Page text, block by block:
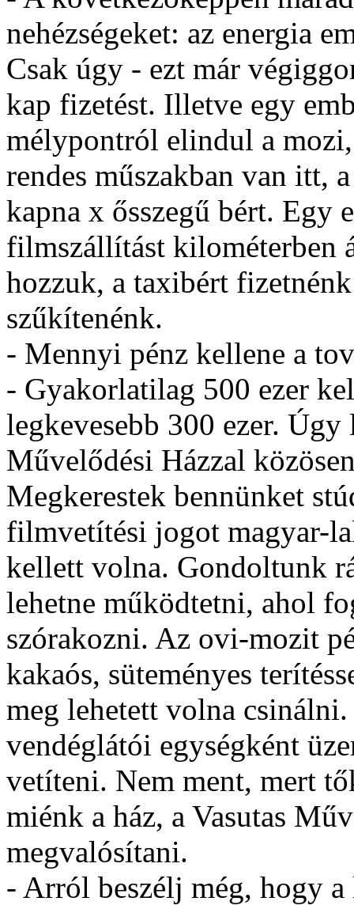
nehézségeket: az energia
Csak úgy - ezt már
kap fizetést. Illetve egy
mélypontról elindul a
rendes műszakban van itt,
kapna x ősszegű bért. Egy
filmszállítást kilométerben
hozzuk, a taxibért
szűkítenénk.
- Mennyi pénz kellene a
- Gyakorlatilag 500 ezer
legkevesebb 300 ezer. Úgy
Művelődési Házzal
Megkerestek bennünket
filmvetítési jogot magyar-
kellett volna. Gondoltunk
lehetne működtetni, ahol
szórakozni. Az ovi-mozit
kakaós, süteményes
meg lehetett volna
vendéglátói egységként
vetíteni. Nem ment, mert
miénk a ház, a Vasutas
megvalósítani.
- Arról beszélj még, hogy